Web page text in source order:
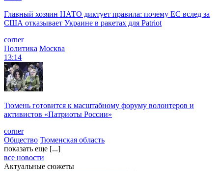
Главный хозяин НАТО диктует правила: почему ЕС вслед за
США отказывает Украине в ракетах для Patriot
corner
Политика Москва
13:14
Тюмень готовится к масштабному форуму волонтеров и
активистов «Патриоты России»
corner
Общество Тюменская область
показать еще [...]
все новости
Актуальные сюжеты